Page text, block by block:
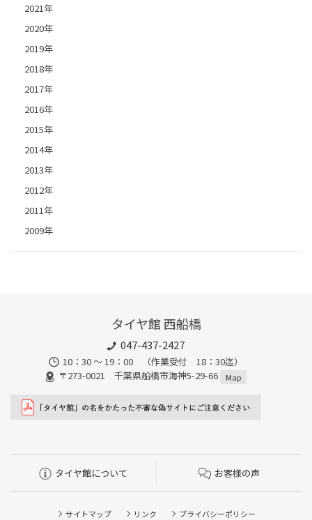
2021年
2020年
2019年
2018年
2017年
2016年
2015年
2014年
2013年
2012年
2011年
2009年
タイヤ館 西船橋
047-437-2427
10：30 ～ 19：00 （作業受付 18：30迄）
〒273-0021 千葉県船橋市海神5-29-66
Map
タイヤ館について お客様の声
サイトマップ リンク プライバシーポリシー